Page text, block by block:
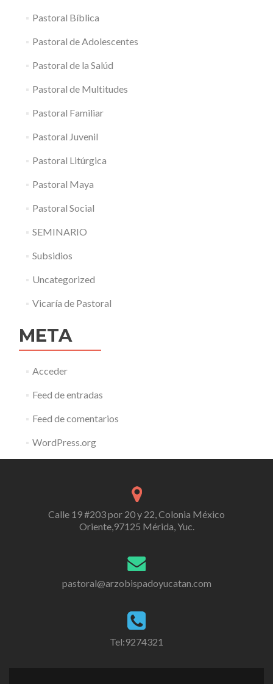
Pastoral Bíblica
Pastoral de Adolescentes
Pastoral de la Salúd
Pastoral de Multitudes
Pastoral Familiar
Pastoral Juvenil
Pastoral Litúrgica
Pastoral Maya
Pastoral Social
SEMINARIO
Subsidios
Uncategorized
Vicaría de Pastoral
META
Acceder
Feed de entradas
Feed de comentarios
WordPress.org
Calle 19 #203 por 20 y 22, Colonia México
Oriente,97125 Mérida, Yuc.
pastoral@arzobispadoyucatan.com
Tel:9274321